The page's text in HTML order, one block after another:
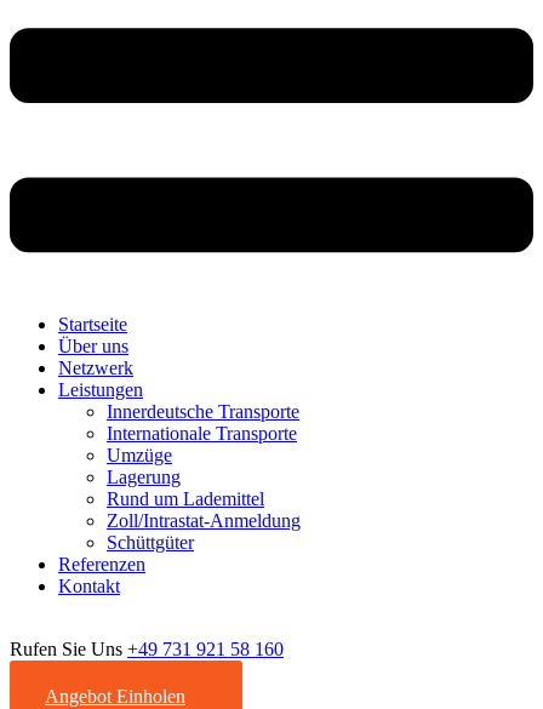
Startseite
Über uns
Netzwerk
Leistungen
Innerdeutsche Transporte
Internationale Transporte
Umzüge
Lagerung
Rund um Lademittel
Zoll/Intrastat-Anmeldung
Schüttgüter
Referenzen
Kontakt
Rufen Sie Uns +49 731 921 58 160
Angebot Einholen